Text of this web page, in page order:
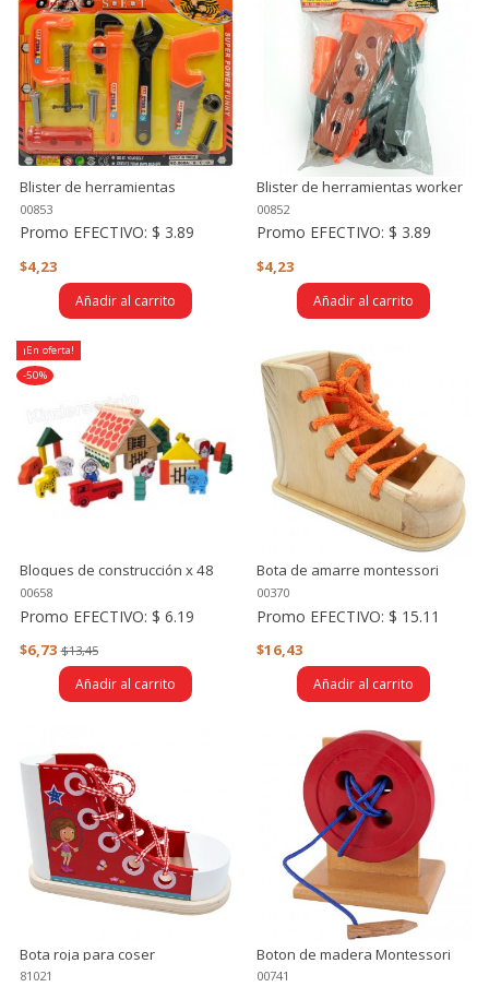
Blister de herramientas
00853
Promo EFECTIVO: $ 3.89
$4,23
Añadir al carrito
Blister de herramientas worker
00852
Promo EFECTIVO:$ 3.89
$4,23
Añadir al carrito
¡En oferta!
-50%
Bloques de construcción x 48
piezas (granja)
00658
Promo EFECTIVO: $ 6.19
$6,73$13,45
Añadir al carrito
Bota de amarre montessori
00370
Promo EFECTIVO:$ 15.11
$16,43
Añadir al carrito
Bota roja para coser
81021
Boton de madera Montessori
para coser
00741